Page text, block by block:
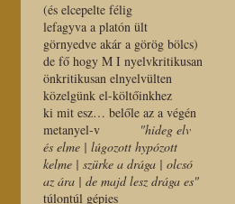
(és elcepelte félig
lefagyva a platón ült
görnyedve akár a görög bölcs)
de fő hogy M I nyelvkritikusan
önkritikusan elnyelvülten
közelgünk el-költőinkhez
ki mit esz… belőle az a végén
metanyel-v
"hideg
és elme | lúgozott
kelme | szürke a drága |
az ára | de majd lesz drága es"
túlontúl gépies